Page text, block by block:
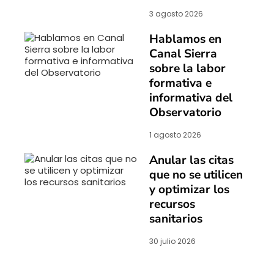
3 agosto 2026
Hablamos en
Canal Sierra
sobre la labor
formativa e
informativa del
Observatorio
1 agosto 2026
Anular las citas
que no se utilicen
y optimizar los
recursos
sanitarios
30 julio 2026